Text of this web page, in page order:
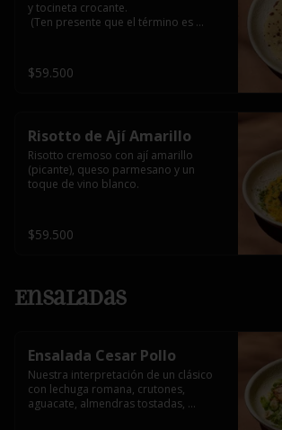
y tocineta crocante.
(Ten presente que el término es
generar notas amargas por el carbón
activado que lo recubre)
$59.500
Risotto de Ají Amarillo
Risotto cremoso con ají amarillo
(picante), queso parmesano y un
toque de vino blanco.
$59.500
Ensaladas
Ensalada Cesar Pollo
Nuestra interpretación de un clásico
con lechuga romana, crutones,
aguacate, almendras tostadas,